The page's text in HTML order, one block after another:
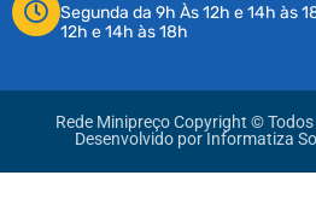
Segunda da 9h Às 12h e 14h às
12h e 14h às 18h
Rede Minipreço Copyright ©
Desenvolvido por Informatiza